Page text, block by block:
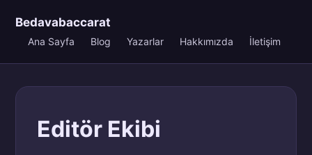
Bedavabaccarat
Ana Sayfa Blog Yazarlar Hakkımızda İletişim
Editör Ekibi